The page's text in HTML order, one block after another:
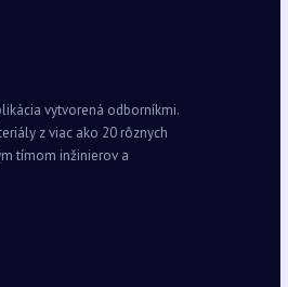
vytvorená odborníkmi.
z viac ako 20 rôznych
tímom inžinierov a